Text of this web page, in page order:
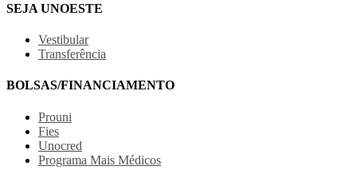
SEJA UNOESTE
Vestibular
Transferência
BOLSAS/FINANCIAMENTO
Prouni
Fies
Unocred
Programa Mais Médicos